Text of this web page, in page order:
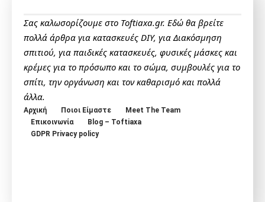
Σας καλωσορίζουμε στο Toftiaxa.gr. Εδώ θα βρείτε
πολλά άρθρα για κατασκευές DIY, για Διακόσμηση
σπιτιού, για παιδικές κατασκευές, φυσικές μάσκες και
κρέμες για το πρόσωπο και το σώμα, συμβουλές για το
σπίτι, την οργάνωση και τον καθαρισμό και πολλά
άλλα.
Αρχική Ποιοι Είμαστε
Meet The Team
Επικοινωνία
Blog – Toftiaxa
GDPR Privacy policy